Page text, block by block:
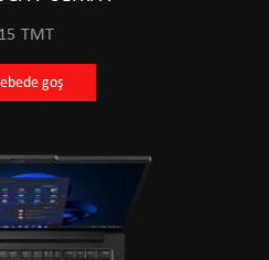
TMT
goş